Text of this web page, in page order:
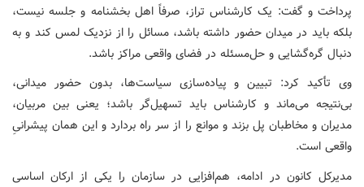
پرداخت و گفت: یک کارشناس تراز، صرفاً اهل بخشنامه و جلسه نیست،
بلکه باید در میدان حضور داشته باشد، مسائل را از نزدیک لمس کند و به
دنبال گره‌گشایی و حل‌مسئله در فضای واقعی مراکز باشد.
وی تأکید کرد: تبیین و پیاده‌سازی سیاست‌ها، بدون حضور میدانی،
بی‌نتیجه می‌ماند و کارشناس باید تسهیل‌گر باشد؛ یعنی بین مربیان،
مدیران و مخاطبان پل بزند و موانع را از سر راه بردارد و این همان پیشرانیِ
واقعی است.
مدیرکل کانون در ادامه، هم‌افزایی در سازمان را یکی از ارکان اساسی